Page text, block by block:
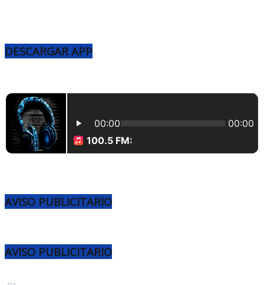
DESCARGAR APP
AVISO PUBLICITARIO
AVISO PUBLICITARIO